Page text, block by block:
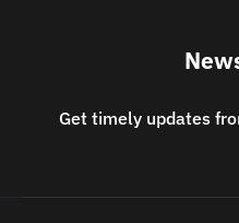
Get timely updates